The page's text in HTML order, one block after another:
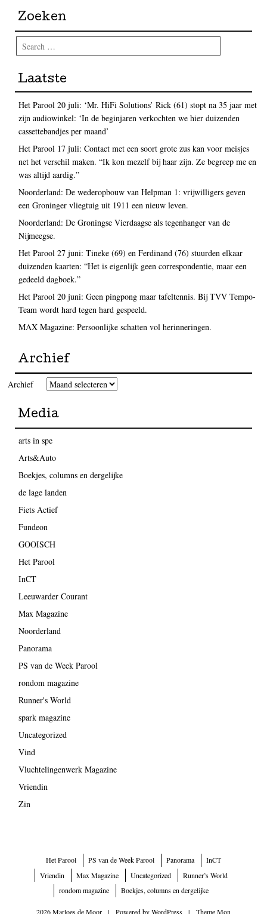
Zoeken
Search
Laatste
Het Parool 20 juli: ‘Mr. HiFi Solutions’ Rick (61) stopt na 35 jaar met
zijn audiowinkel: ‘In de beginjaren verkochten we hier duizenden
cassettebandjes per maand’
Het Parool 17 juli: Contact met een soort grote zus kan voor meisjes
net het verschil maken. “Ik kon mezelf bij haar zijn. Ze begreep me en
was altijd aardig.”
Noorderland: De wederopbouw van Helpman 1: vrijwilligers geven
een Groninger vliegtuig uit 1911 een nieuw leven.
Noorderland: De Groningse Vierdaagse als tegenhanger van de
Nijmeegse.
Het Parool 27 juni: Tineke (69) en Ferdinand (76) stuurden elkaar
duizenden kaarten: “Het is eigenlijk geen correspondentie, maar een
gedeeld dagboek.”
Het Parool 20 juni: Geen pingpong maar tafeltennis. Bij TVV Tempo-
Team wordt hard tegen hard gespeeld.
MAX Magazine: Persoonlijke schatten vol herinneringen.
Archief
Archief
Media
arts in spe
Arts&Auto
Boekjes, columns en dergelijke
de lage landen
Fiets Actief
Fundeon
GOOISCH
Het Parool
InCT
Leeuwarder Courant
Max Magazine
Noorderland
Panorama
PS van de Week Parool
rondom magazine
Runner's World
spark magazine
Uncategorized
Vind
Vluchtelingenwerk Magazine
Vriendin
Zin
Het Parool PS van de Week Parool Panorama
InCT
Vriendin
Max Magazine Uncategorized
Runner’s World
rondom magazine
Boekjes, columns en dergelijke
2026 Marloes de Moor | Powered byWordPress | Theme Mon